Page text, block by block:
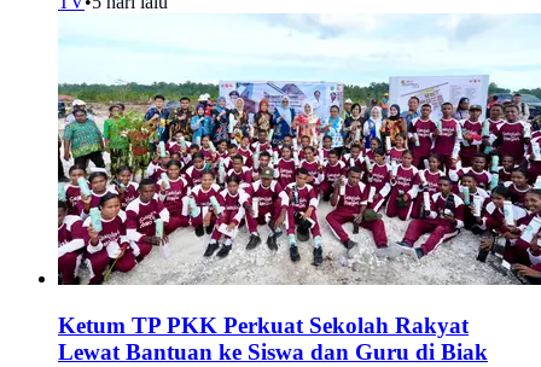
Ketum TP PKK Perkuat Sekolah Rakyat
Lewat Bantuan ke Siswa dan Guru di Biak